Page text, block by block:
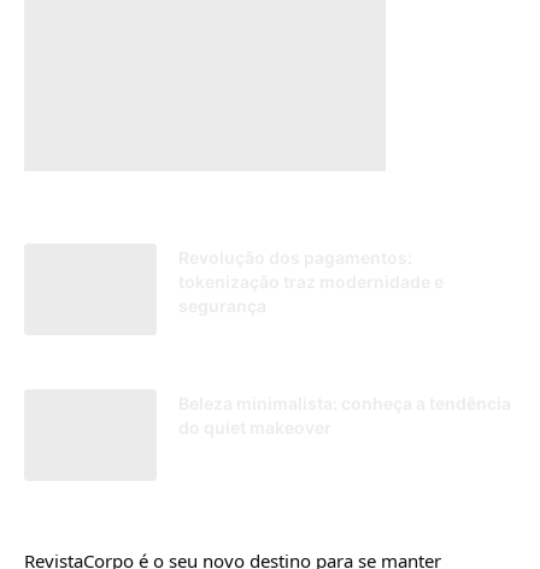
RevistaCorpo é o seu novo destino para se manter